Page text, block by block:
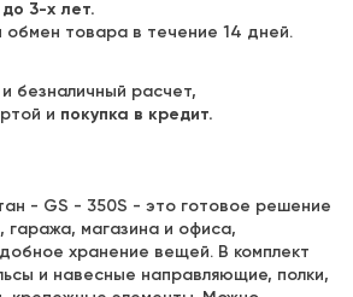
3-х лет.
обмен товара в течение 14 дней.
безналичный расчет,
и покупка в кредит.
- GS - 350S - это готовое решение
гаража, магазина и офиса,
хранение вещей. В комплект
и навесные направляющие, полки,